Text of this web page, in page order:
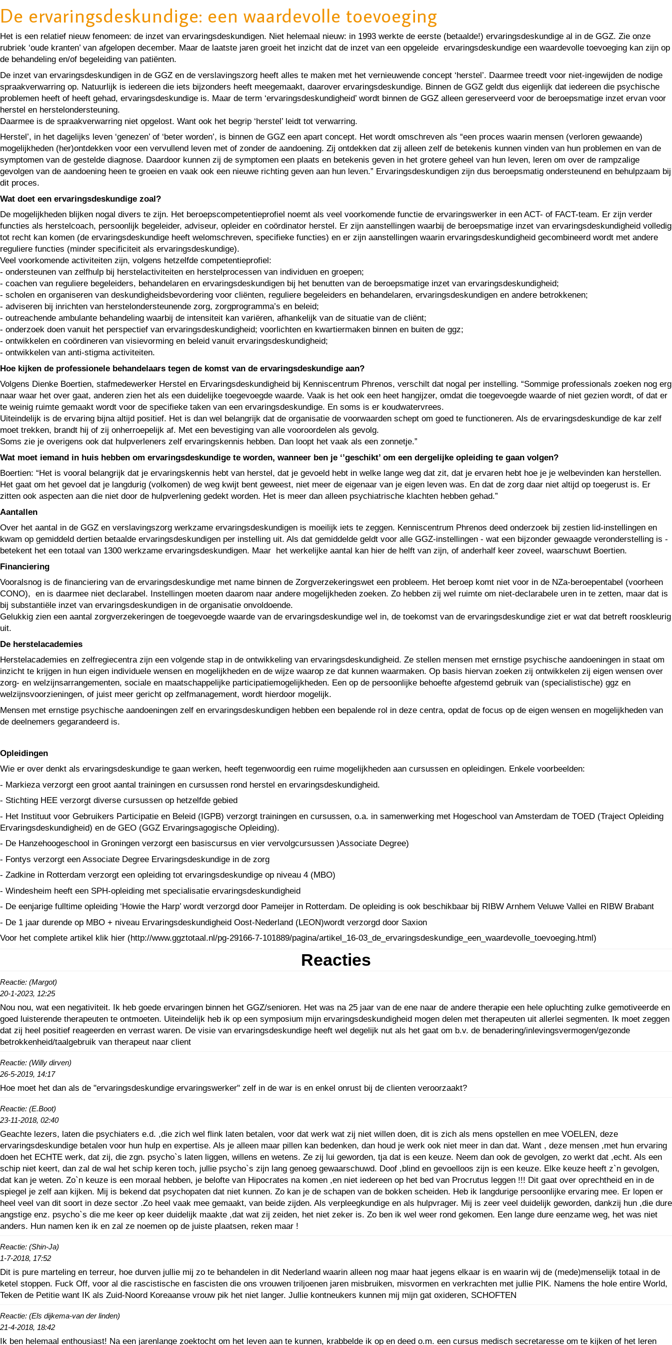
De ervaringsdeskundige: een waardevolle toevoeging
Het is een relatief nieuw fenomeen: de inzet van ervaringsdeskundigen. Niet helemaal nieuw: in 1993 werkte de eerste (betaalde!) ervaringsdeskundige al in de GGZ. Zie onze
rubriek ‘oude kranten’ van afgelopen december. Maar de laatste jaren groeit het inzicht dat de inzet van een opgeleide ervaringsdeskundige een waardevolle toevoeging kan zijn op
de behandeling en/of begeleiding van patiënten.
De inzet van ervaringsdeskundigen in de GGZ en de verslavingszorg heeft alles te maken met het vernieuwende concept ‘herstel’. Daarmee treedt voor niet-ingewijden de nodige
spraakverwarring op. Natuurlijk is iedereen die iets bijzonders heeft meegemaakt, daarover ervaringsdeskundige. Binnen de GGZ geldt dus eigenlijk dat iedereen die psychische
problemen heeft of heeft gehad, ervaringsdeskundige is. Maar de term ‘ervaringsdeskundigheid’ wordt binnen de GGZ alleen gereserveerd voor de beroepsmatige inzet ervan voor
herstel en herstelondersteuning.
Daarmee is de spraakverwarring niet opgelost. Want ook het begrip ‘herstel’ leidt tot verwarring.
Herstel’, in het dagelijks leven ‘genezen’ of ‘beter worden’, is binnen de GGZ een apart concept. Het wordt omschreven als “een proces waarin mensen (verloren gewaande)
mogelijkheden (her)ontdekken voor een vervullend leven met of zonder de aandoening. Zij ontdekken dat zij alleen zelf de betekenis kunnen vinden van hun problemen en van de
symptomen van de gestelde diagnose. Daardoor kunnen zij de symptomen een plaats en betekenis geven in het grotere geheel van hun leven, leren om over de rampzalige
gevolgen van de aandoening heen te groeien en vaak ook een nieuwe richting geven aan hun leven.” Ervaringsdeskundigen zijn dus beroepsmatig ondersteunend en behulpzaam bij
dit proces.
Wat doet een ervaringsdeskundige zoal?
De mogelijkheden blijken nogal divers te zijn. Het beroepscompetentieprofiel noemt als veel voorkomende functie de ervaringswerker in een ACT- of FACT-team. Er zijn verder
functies als herstelcoach, persoonlijk begeleider, adviseur, opleider en coördinator herstel. Er zijn aanstellingen waarbij de beroepsmatige inzet van ervaringsdeskundigheid volledig
tot recht kan komen (de ervaringsdeskundige heeft welomschreven, specifieke functies) en er zijn aanstellingen waarin ervaringsdeskundigheid gecombineerd wordt met andere
reguliere functies (minder specificiteit als ervaringsdeskundige).
Veel voorkomende activiteiten zijn, volgens hetzelfde competentieprofiel:
- ondersteunen van zelfhulp bij herstelactiviteiten en herstelprocessen van individuen en groepen;
- coachen van reguliere begeleiders, behandelaren en ervaringsdeskundigen bij het benutten van de beroepsmatige inzet van ervaringsdeskundigheid;
- scholen en organiseren van deskundigheidsbevordering voor cliënten, reguliere begeleiders en behandelaren, ervaringsdeskundigen en andere betrokkenen;
- adviseren bij inrichten van herstelondersteunende zorg, zorgprogramma’s en beleid;
- outreachende ambulante behandeling waarbij de intensiteit kan variëren, afhankelijk van de situatie van de cliënt;
- onderzoek doen vanuit het perspectief van ervaringsdeskundigheid; voorlichten en kwartiermaken binnen en buiten de ggz;
- ontwikkelen en coördineren van visievorming en beleid vanuit ervaringsdeskundigheid;
- ontwikkelen van anti-stigma activiteiten.
Hoe kijken de professionele behandelaars tegen de komst van de ervaringsdeskundige aan?
Volgens Dienke Boertien, stafmedewerker Herstel en Ervaringsdeskundigheid bij Kenniscentrum Phrenos, verschilt dat nogal per instelling. “Sommige professionals zoeken nog erg
naar waar het over gaat, anderen zien het als een duidelijke toegevoegde waarde. Vaak is het ook een heet hangijzer, omdat die toegevoegde waarde of niet gezien wordt, of dat er
te weinig ruimte gemaakt wordt voor de specifieke taken van een ervaringsdeskundige. En soms is er koudwatervrees.
Uiteindelijk is de ervaring bijna altijd positief. Het is dan wel belangrijk dat de organisatie de voorwaarden schept om goed te functioneren. Als de ervaringsdeskundige de kar zelf
moet trekken, brandt hij of zij onherroepelijk af. Met een bevestiging van alle vooroordelen als gevolg.
Soms zie je overigens ook dat hulpverleners zelf ervaringskennis hebben. Dan loopt het vaak als een zonnetje.”
Wat moet iemand in huis hebben om ervaringsdeskundige te worden, wanneer ben je ‘’geschikt’ om een dergelijke opleiding te gaan volgen?
Boertien: “Het is vooral belangrijk dat je ervaringskennis hebt van herstel, dat je gevoeld hebt in welke lange weg dat zit, dat je ervaren hebt hoe je je welbevinden kan herstellen.
Het gaat om het gevoel dat je langdurig (volkomen) de weg kwijt bent geweest, niet meer de eigenaar van je eigen leven was. En dat de zorg daar niet altijd op toegerust is. Er
zitten ook aspecten aan die niet door de hulpverlening gedekt worden. Het is meer dan alleen psychiatrische klachten hebben gehad.”
Aantallen
Over het aantal in de GGZ en verslavingszorg werkzame ervaringsdeskundigen is moeilijk iets te zeggen. Kenniscentrum Phrenos deed onderzoek bij zestien lid-instellingen en
kwam op gemiddeld dertien betaalde ervaringsdeskundigen per instelling uit. Als dat gemiddelde geldt voor alle GGZ-instellingen - wat een bijzonder gewaagde veronderstelling is -
betekent het een totaal van 1300 werkzame ervaringsdeskundigen. Maar het werkelijke aantal kan hier de helft van zijn, of anderhalf keer zoveel, waarschuwt Boertien.
Financiering
Vooralsnog is de financiering van de ervaringsdeskundige met name binnen de Zorgverzekeringswet een probleem. Het beroep komt niet voor in de NZa-beroepentabel (voorheen
CONO), en is daarmee niet declarabel. Instellingen moeten daarom naar andere mogelijkheden zoeken. Zo hebben zij wel ruimte om niet-declarabele uren in te zetten, maar dat is
bij substantiële inzet van ervaringsdeskundigen in de organisatie onvoldoende.
Gelukkig zien een aantal zorgverzekeringen de toegevoegde waarde van de ervaringsdeskundige wel in, de toekomst van de ervaringsdeskundige ziet er wat dat betreft rooskleurig
uit.
De herstelacademies
Herstelacademies en zelfregiecentra zijn een volgende stap in de ontwikkeling van ervaringsdeskundigheid. Ze stellen mensen met ernstige psychische aandoeningen in staat om
inzicht te krijgen in hun eigen individuele wensen en mogelijkheden en de wijze waarop ze dat kunnen waarmaken. Op basis hiervan zoeken zij ontwikkelen zij eigen wensen over
zorg- en welzijnsarrangementen, sociale en maatschappelijke participatiemogelijkheden. Een op de persoonlijke behoefte afgestemd gebruik van (specialistische) ggz en
welzijnsvoorzieningen, of juist meer gericht op zelfmanagement, wordt hierdoor mogelijk.
Mensen met ernstige psychische aandoeningen zelf en ervaringsdeskundigen hebben een bepalende rol in deze centra, opdat de focus op de eigen wensen en mogelijkheden van
de deelnemers gegarandeerd is.
Opleidingen
Wie er over denkt als ervaringsdeskundige te gaan werken, heeft tegenwoordig een ruime mogelijkheden aan cursussen en opleidingen. Enkele voorbeelden:
- Markieza verzorgt een groot aantal trainingen en cursussen rond herstel en ervaringsdeskundigheid.
- Stichting HEE verzorgt diverse cursussen op hetzelfde gebied
- Het Instituut voor Gebruikers Participatie en Beleid (IGPB) verzorgt trainingen en cursussen, o.a. in samenwerking met Hogeschool van Amsterdam de TOED (Traject Opleiding
Ervaringsdeskundigheid) en de GEO (GGZ Ervaringsagogische Opleiding).
- De Hanzehoogeschool in Groningen verzorgt een basiscursus en vier vervolgcursussen )Associate Degree)
- Fontys verzorgt een Associate Degree Ervaringsdeskundige in de zorg
- Zadkine in Rotterdam verzorgt een opleiding tot ervaringsdeskundige op niveau 4 (MBO)
- Windesheim heeft een SPH-opleiding met specialisatie ervaringsdeskundigheid
- De eenjarige fulltime opleiding ‘Howie the Harp’ wordt verzorgd door Pameijer in Rotterdam. De opleiding is ook beschikbaar bij RIBW Arnhem Veluwe Vallei en RIBW Brabant
- De 1 jaar durende op MBO + niveau Ervaringsdeskundigheid Oost-Nederland (LEON)wordt verzorgd door Saxion
Voor het complete artikel klik hier (http://www.ggztotaal.nl/pg-29166-7-101889/pagina/artikel_16-03_de_ervaringsdeskundige_een_waardevolle_toevoeging.html)
Reacties
Reactie: (Margot)
20-1-2023, 12:25
Nou nou, wat een negativiteit. Ik heb goede ervaringen binnen het GGZ/senioren. Het was na 25 jaar van de ene naar de andere therapie een hele opluchting zulke gemotiveerde en
goed luisterende therapeuten te ontmoeten. Uiteindelijk heb ik op een symposium mijn ervaringsdeskundigheid mogen delen met therapeuten uit allerlei segmenten. Ik moet zeggen
dat zij heel positief reageerden en verrast waren. De visie van ervaringsdeskundige heeft wel degelijk nut als het gaat om b.v. de benadering/inlevingsvermogen/gezonde
betrokkenheid/taalgebruik van therapeut naar client
Reactie: (Willy dirven)
26-5-2019, 14:17
Hoe moet het dan als de "ervaringsdeskundige ervaringswerker" zelf in de war is en enkel onrust bij de clienten veroorzaakt?
Reactie: (E.Boot)
23-11-2018, 02:40
Geachte lezers, laten die psychiaters e.d. ,die zich wel flink laten betalen, voor dat werk wat zij niet willen doen, dit is zich als mens opstellen en mee VOELEN, deze
ervaringsdeskundige betalen voor hun hulp en expertise. Als je alleen maar pillen kan bedenken, dan houd je werk ook niet meer in dan dat. Want , deze mensen ,met hun ervaring
doen het ECHTE werk, dat zij, die zgn. psycho`s laten liggen, willens en wetens. Ze zij lui geworden, tja dat is een keuze. Neem dan ook de gevolgen, zo werkt dat ,echt. Als een
schip niet keert, dan zal de wal het schip keren toch, jullie psycho`s zijn lang genoeg gewaarschuwd. Doof ,blind en gevoelloos zijn is een keuze. Elke keuze heeft z`n gevolgen,
dat kan je weten. Zo`n keuze is een moraal hebben, je belofte van Hipocrates na komen ,en niet iedereen op het bed van Procrutus leggen !!! Dit gaat over oprechtheid en in de
spiegel je zelf aan kijken. Mij is bekend dat psychopaten dat niet kunnen. Zo kan je de schapen van de bokken scheiden. Heb ik langdurige persoonlijke ervaring mee. Er lopen er
heel veel van dit soort in deze sector .Zo heel vaak mee gemaakt, van beide zijden. Als verpleegkundige en als hulpvrager. Mij is zeer veel duidelijk geworden, dankzij hun ,die dure
angstige enz. psycho`s die me keer op keer duidelijk maakte ,dat wat zij zeiden, het niet zeker is. Zo ben ik wel weer rond gekomen. Een lange dure eenzame weg, het was niet
anders. Hun namen ken ik en zal ze noemen op de juiste plaatsen, reken maar !
Reactie: (Shin-Ja)
1-7-2018, 17:52
Dit is pure marteling en terreur, hoe durven jullie mij zo te behandelen in dit Nederland waarin alleen nog maar haat jegens elkaar is en waarin wij de (mede)menselijk totaal in de
ketel stoppen. Fuck Off, voor al die rascistische en fascisten die ons vrouwen triljoenen jaren misbruiken, misvormen en verkrachten met jullie PIK. Namens the hole entire World,
Teken de Petitie want IK als Zuid-Noord Koreaanse vrouw pik het niet langer. Jullie kontneukers kunnen mij mijn gat oxideren, SCHOFTEN
Reactie: (Els dijkema-van der linden)
21-4-2018, 18:42
Ik ben helemaal enthousiast! Na een jarenlange zoektocht om het leven aan te kunnen, krabbelde ik op en deed o.m. een cursus medisch secretaresse om te kijken of het leren